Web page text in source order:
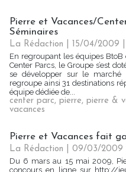
Pierre et Vacances/
Séminaires
La Rédaction | 15/04/2009
En regroupant les équipes BtoB
Center Parcs, le Groupe s’est
se développer sur le marché
regroupe ainsi 31 destinations
équipe dédiée de...
center parc, pierre, pierre &
vacances
Pierre et Vacances fait
La Rédaction | 09/03/2009
Du 6 mars au 15 mai 2009,
concours en ligne sur http://